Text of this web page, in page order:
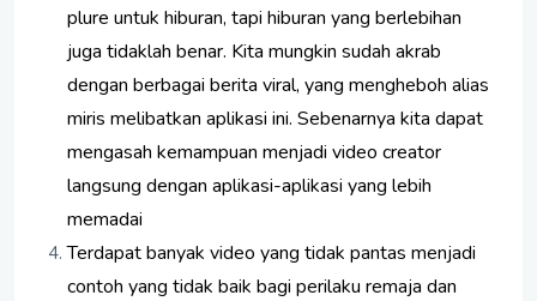
plure untuk hiburan, tapi hiburan yang berlebihan
juga tidaklah benar. Kita mungkin sudah akrab
dengan berbagai berita viral, yang mengheboh alias
miris melibatkan aplikasi ini. Sebenarnya kita dapat
mengasah kemampuan menjadi video creator
langsung dengan aplikasi-aplikasi yang lebih
memadai
Terdapat banyak video yang tidak pantas menjadi
contoh yang tidak baik bagi perilaku remaja dan